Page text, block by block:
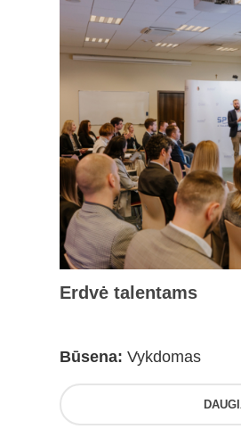
Erdvė talentams
Būsena: Vykdomas